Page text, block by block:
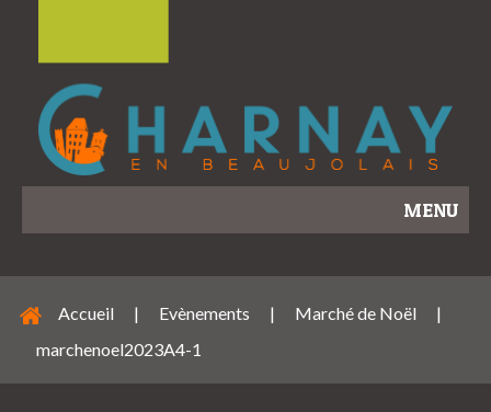
MENU
Accueil | Evènements | Marché de Noël
|
marchenoel2023A4-1